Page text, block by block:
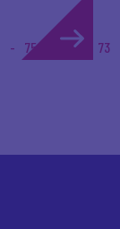
75 74 73